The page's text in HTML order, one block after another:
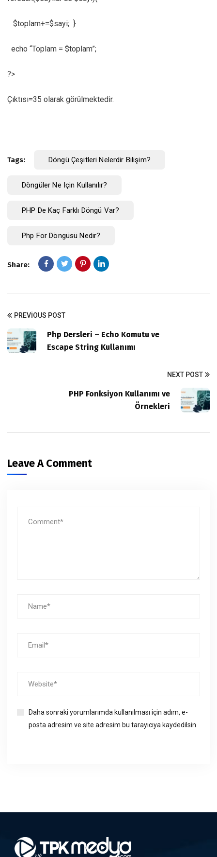
$toplam+=$sayi; }
echo “Toplam = $toplam”;
?>
Çıktısı=35 olarak görülmektedir.
Tags: Döngü Çeşitleri Nelerdir Bilişim?
Döngüler Ne Için Kullanılır?
PHP De Kaç Farklı Döngü Var?
Php For Döngüsü Nedir?
Share:
PREVIOUS POST
Php Dersleri – Echo Komutu ve
Escape String Kullanımı
NEXT POST
PHP Fonksiyon Kullanımı ve
Örnekleri
Leave A Comment
Daha sonraki yorumlarımda kullanılması için adım, e-
posta adresim ve site adresim bu tarayıcıya kaydedilsin.